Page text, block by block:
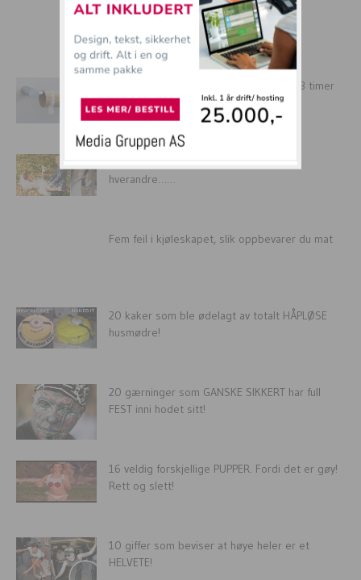
mer tullball
SISTE: Mann satt og ropte etter hjelp i 3 timer
på...
hverandre……
Fem feil i kjøleskapet, slik oppbevarer du mat
20 kaker som ble ødelagt av totalt HÅPLØSE
husmødre!
20 gærninger som GANSKE SIKKERT har full
FEST inni hodet sitt!
16 veldig forskjellige PUPPER. Fordi det er gøy!
Rett og slett!
10 giffer som beviser at høye heler er et
HELVETE!